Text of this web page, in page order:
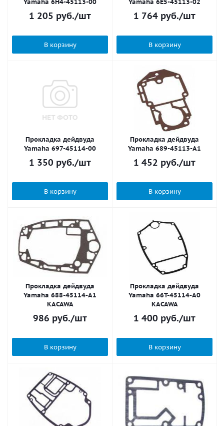
Yamaha 6H4-45113-00
1 205 руб./шт
В корзину
Yamaha 6E5-45113-02
1 764 руб./шт
В корзину
Прокладка дейдвуда
Yamaha 697-45114-00
1 350 руб./шт
В корзину
Прокладка дейдвуда
Yamaha 689-45113-A1
1 452 руб./шт
В корзину
Прокладка дейдвуда
Yamaha 688-45114-A1
KACAWA
986 руб./шт
В корзину
Прокладка дейдвуда
Yamaha 66T-45114-A0
KACAWA
1 400 руб./шт
В корзину